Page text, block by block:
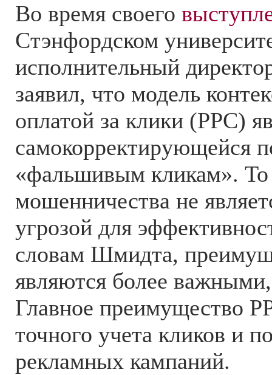
Во время своего
Стэнфордском
исполнительный
заявил, что модель
оплатой за клики (PPC)
самокорректирующейся
«фальшивым кликам». То
мошенничества не
угрозой для
словам Шмидта,
являются более
Главное преимущество
точного учета кликов и
рекламных кампаний.